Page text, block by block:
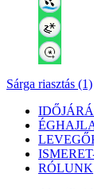
Sárga riasztás (1)
RÓLUNK